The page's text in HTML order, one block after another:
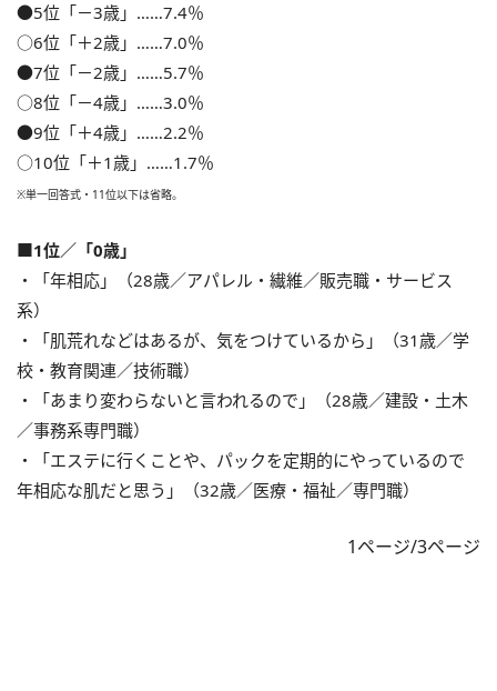
●5位「－3歳」……7.4％
○6位「＋2歳」……7.0％
●7位「－2歳」……5.7％
○8位「－4歳」……3.0％
●9位「＋4歳」……2.2％
○10位「＋1歳」……1.7％
※単一回答式・11位以下は省略。
■1位／「0歳」
・「年相応」（28歳／アパレル・繊維／販売職・サービス
系）
・「肌荒れなどはあるが、気をつけているから」（31歳／学
校・教育関連／技術職）
・「あまり変わらないと言われるので」（28歳／建設・土木
／事務系専門職）
・「エステに行くことや、パックを定期的にやっているので
年相応な肌だと思う」（32歳／医療・福祉／専門職）
1ページ/3ページ